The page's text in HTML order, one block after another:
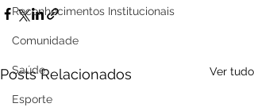
Reconhecimentos Institucionais
Comunidade
Saúde
Esporte
Posts Relacionados Ver tudo